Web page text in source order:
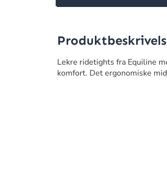
Lekre ridetights fra Equiline
komfort. Det ergonomiske